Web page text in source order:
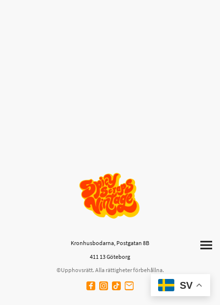
Kronhusbodarna, Postgatan 8B
411 13 Göteborg
©Upphovsrätt. Alla rättigheter förbehållna.
SV